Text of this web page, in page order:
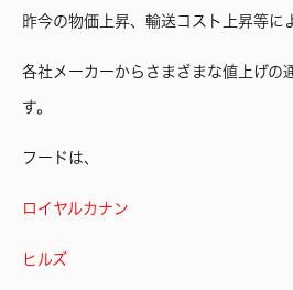
昨今の物価上昇、輸送コスト上昇等に
各社メーカーからさまざまな値上げの
す。
フードは、
ロイヤルカナン
ヒルズ